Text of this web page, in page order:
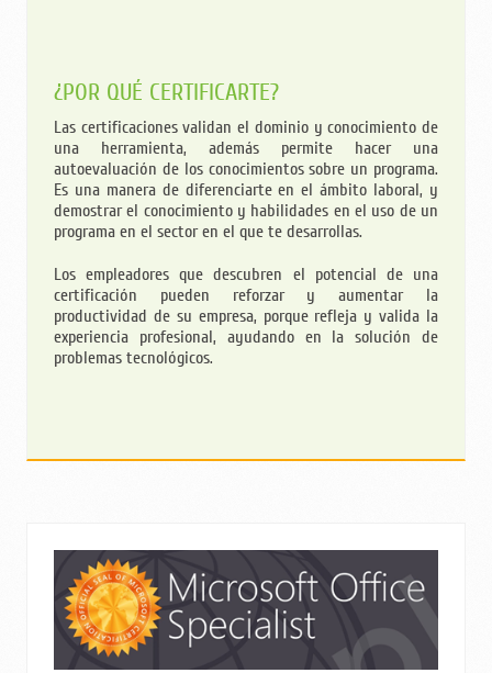
¿POR QUÉ CERTIFICARTE?
Las certificaciones validan el dominio y conocimiento de
una herramienta, además permite hacer una
autoevaluación de los conocimientos sobre un programa.
Es una manera de diferenciarte en el ámbito laboral, y
demostrar el conocimiento y habilidades en el uso de un
programa en el sector en el que te desarrollas.
Los empleadores que descubren el potencial de una
certificación pueden reforzar y aumentar la
productividad de su empresa, porque refleja y valida la
experiencia profesional, ayudando en la solución de
problemas tecnológicos.